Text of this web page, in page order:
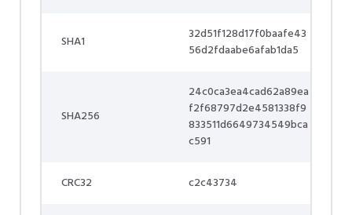
SHA1
32d51f128d17f0baafe43
56d2fdaabe6afab1da5
SHA256
24c0ca3ea4cad62a89ea
f2f68797d2e4581338f9
833511d6649734549bca
c591
CRC32 c2c43734